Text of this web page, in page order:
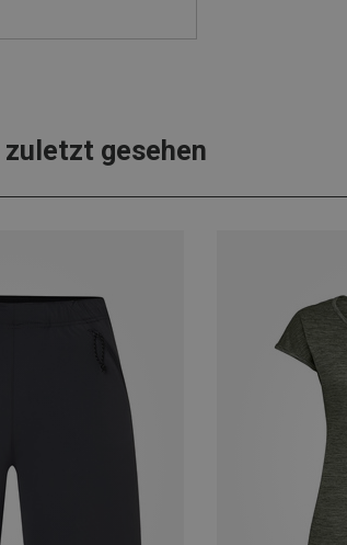
gesehen